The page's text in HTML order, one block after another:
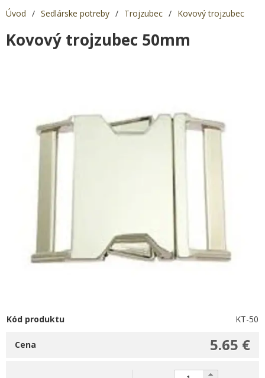
Úvod / Sedlárske potreby / Trojzubec / Kovový trojzubec
Kovový trojzubec 50mm
Kód produktu KT-50
5.65 €
Cena